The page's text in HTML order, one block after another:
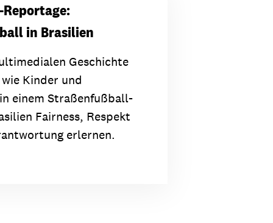
in Brasilien
Geschichte
Kinder und
einem Straßenfußball-
Fairness, Respekt
erlernen.